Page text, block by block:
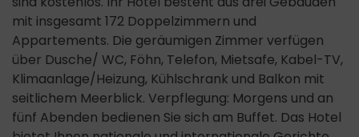
mit insgesamt 172 Doppelzimmern und
Appartements. Die geräumigen Zimmer verfügen
über Dusche/ WC, Föhn, Telefon, Mietsafe, Kabel-TV,
Klimaanlage/Heizung, Kühlschrank und Balkon mit
seitlichem Meerblick. Verpflegung: Morgens und an
fünf Abenden bedienen Sie sich am Buffet. Das Hotel